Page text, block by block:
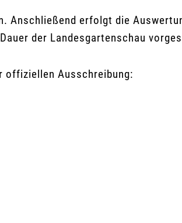
Anschließend erfolgt die
der Landesgartenschau
offiziellen Ausschreibung: